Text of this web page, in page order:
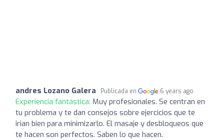
andres Lozano Galera Publicada en 6 years ago
Experiencia fantástica: Muy profesionales. Se centran en
tu problema y te dan consejos sobre ejercicios que te
irian bien para minimizarlo. El masaje y desbloqueos que
te hacen son perfectos. Saben lo que hacen.